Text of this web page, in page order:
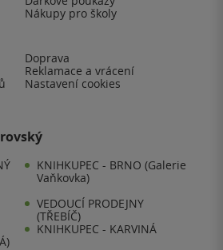
Nákupy pro školy
Doprava
Reklamace a vrácení
Nastavení cookies
KNIHKUPEC - BRNO (Galerie
Vaňkovka)
VEDOUCÍ PRODEJNY
(TŘEBÍČ)
KNIHKUPEC - KARVINÁ